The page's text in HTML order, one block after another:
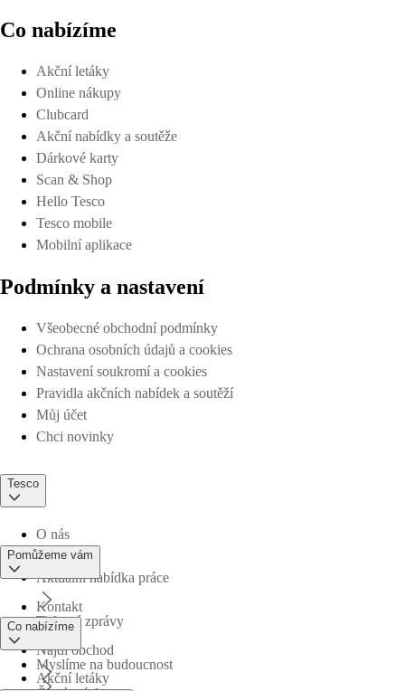
Co nabízíme
Akční letáky
Online nákupy
Clubcard
Akční nabídky a soutěže
Dárkové karty
Scan & Shop
Hello Tesco
Tesco mobile
Mobilní aplikace
Podmínky a nastavení
Všeobecné obchodní podmínky
Ochrana osobních údajů a cookies
Nastavení soukromí a cookies
Pravidla akčních nabídek a soutěží
Můj účet
Chci novinky
Tesco
O nás
Aktuální nabídka práce
Tiskové zprávy
Myslíme na budoucnost
Pomůžeme vám
Kontakt
Najdi obchod
Co nabízíme
Akční letáky